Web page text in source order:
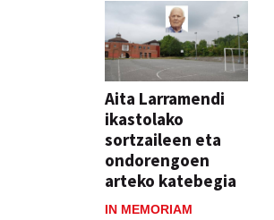
Aita Larramendi
ikastolako
sortzaileen eta
ondorengoen
arteko katebegia
IN MEMORIAM